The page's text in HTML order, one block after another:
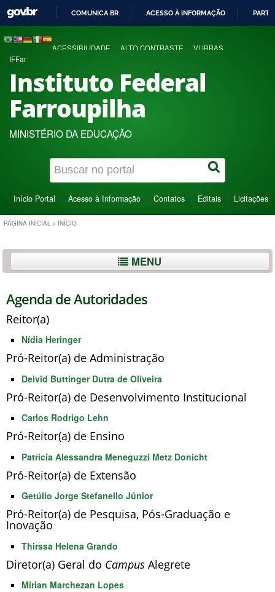
COMUNICA BR ACESSO À INFORMAÇÃO
ACESSIBILIDADE ALTO CONTRASTE VLIBRAS
IFFar
Instituto Federal
Farroupilha
MINISTÉRIO DA EDUCAÇÃO
Início Portal Acesso à Informação Contatos Editais Licitações
PÁGINA INICIAL > INÍCIO
MENU
Agenda de Autoridades
Reitor(a)
Nídia Heringer
Pró-Reitor(a) de Administração
Deivid Buttinger Dutra de Oliveira
Pró-Reitor(a) de Desenvolvimento Institucional
Carlos Rodrigo Lehn
Pró-Reitor(a) de Ensino
Patrícia Alessandra Meneguzzi Metz Donicht
Pró-Reitor(a) de Extensão
Getúlio Jorge Stefanello Júnior
Pró-Reitor(a) de Pesquisa, Pós-Graduação e
Inovação
Thirssa Helena Grando
Diretor(a) Geral do Campus Alegrete
Mirian Marchezan Lopes